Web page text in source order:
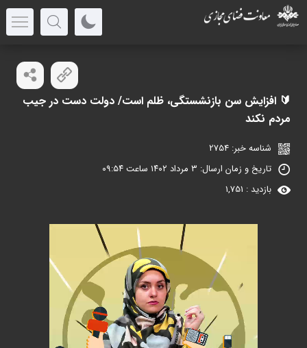
🔰 افزایش سن بازنشستگی، ظلم است/ دولت دست در جیب
مردم نکند
شناسه خبر: 2754
تاریخ و زمان ارسال: ۳ مرداد ۱۴۰۲ ساعت ۰۹:۵۴
بازدید : 1,751